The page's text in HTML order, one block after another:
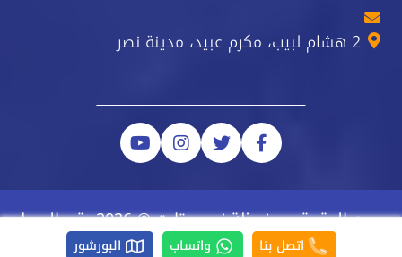
2 هشام لبيب، مكرم عبيد، مدينة نصر
جميع الحقوق محفوظة نيو ستارت © 2026 رقم السجل
الضريبي 223-743-723اتصل بنا واتساب البورشور